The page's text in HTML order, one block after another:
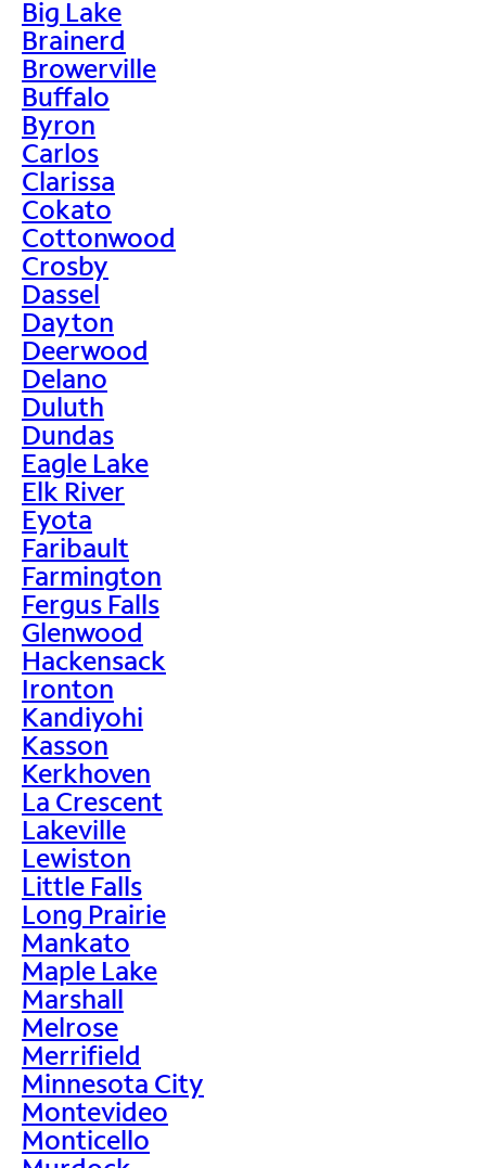
Big Lake
Brainerd
Browerville
Buffalo
Byron
Carlos
Clarissa
Cokato
Cottonwood
Crosby
Dassel
Dayton
Deerwood
Delano
Duluth
Dundas
Eagle Lake
Elk River
Eyota
Faribault
Farmington
Fergus Falls
Glenwood
Hackensack
Ironton
Kandiyohi
Kasson
Kerkhoven
La Crescent
Lakeville
Lewiston
Little Falls
Long Prairie
Mankato
Maple Lake
Marshall
Melrose
Merrifield
Minnesota City
Montevideo
Monticello